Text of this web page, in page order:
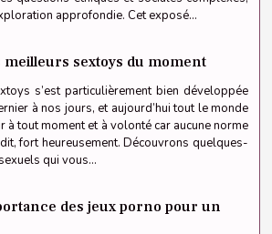
approfondie. Cet exposé...
meilleurs sextoys du moment
s’est particulièrement bien développée
à nos jours, et aujourd’hui tout le monde
à tout moment et à volonté car aucune norme
fort heureusement. Découvrons quelques-
qui vous...
des jeux porno pour un